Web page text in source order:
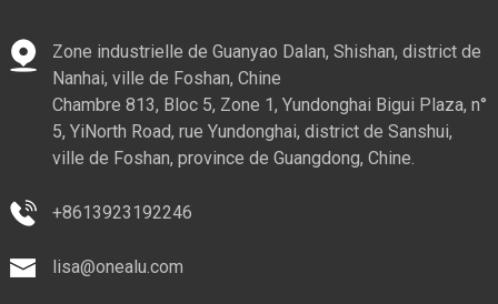
Zone industrielle de Guanyao Dalan, Shishan, district de
Nanhai, ville de Foshan, Chine
Chambre 813, Bloc 5, Zone 1, Yundonghai Bigui Plaza, n°
5, YiNorth Road, rue Yundonghai, district de Sanshui,
ville de Foshan, province de Guangdong, Chine.
+8613923192246
lisa@onealu.com